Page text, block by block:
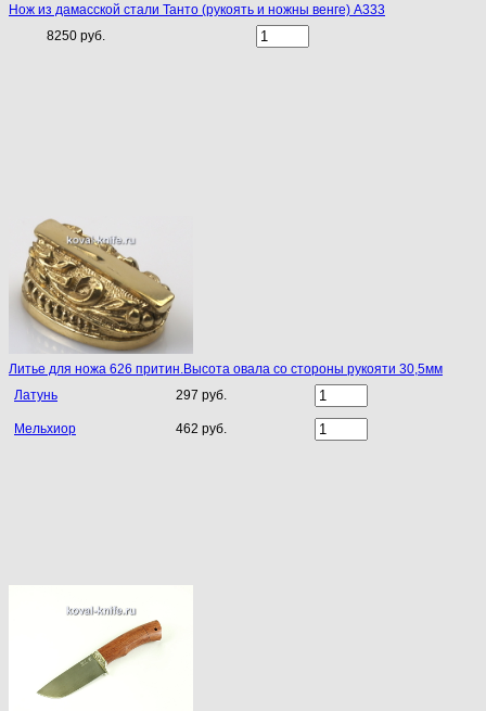
Нож из дамасской стали Танто (рукоять и ножны венге) A333
8250 руб.
Литье для ножа 626 притин.Высота овала со стороны рукояти 30,5мм
Латунь
297 руб.
Мельхиор 462 руб.